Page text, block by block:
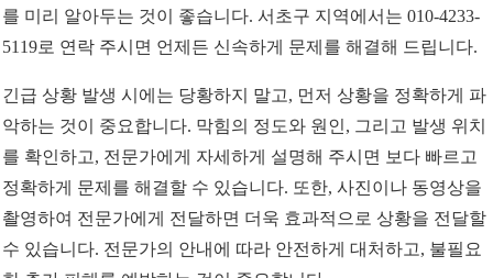
를 미리 알아두는 것이 좋습니다. 서초구 지역에서는 010-4233-
5119로 연락 주시면 언제든 신속하게 문제를 해결해 드립니다.
긴급 상황 발생 시에는 당황하지 말고, 먼저 상황을 정확하게 파
악하는 것이 중요합니다. 막힘의 정도와 원인, 그리고 발생 위치
를 확인하고, 전문가에게 자세하게 설명해 주시면 보다 빠르고
정확하게 문제를 해결할 수 있습니다. 또한, 사진이나 동영상을
촬영하여 전문가에게 전달하면 더욱 효과적으로 상황을 전달할
수 있습니다. 전문가의 안내에 따라 안전하게 대처하고, 불필요